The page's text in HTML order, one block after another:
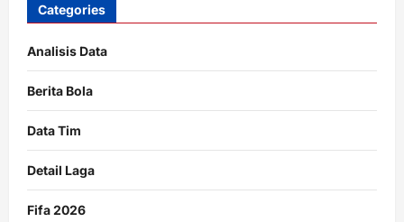
Categories
Analisis Data
Berita Bola
Data Tim
Detail Laga
Fifa 2026